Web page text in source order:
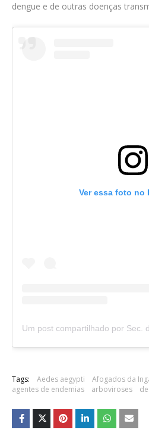
dengue e de outras doenças
Ver essa foto no
Tags: Aedes aegypti
Afogados da
agentes de endemias
arboviroses